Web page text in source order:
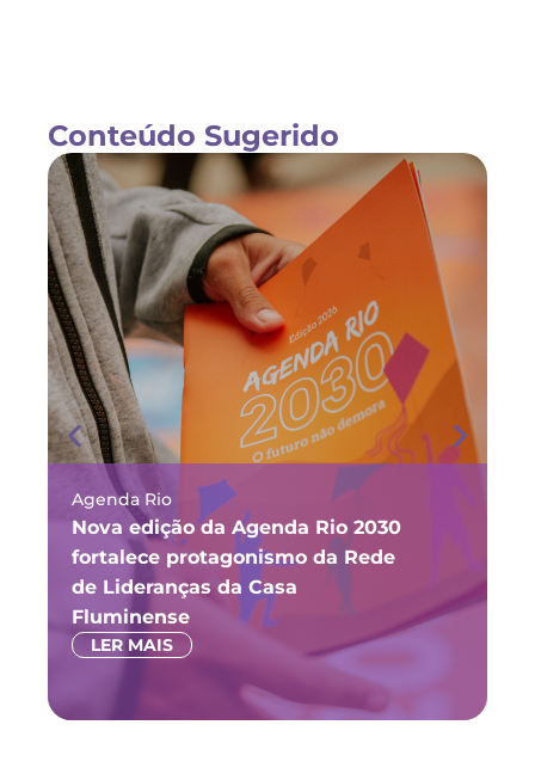
Conteúdo Sugerido
Agenda Rio
Nova edição da Agenda Rio 2030
fortalece protagonismo da Rede
de Lideranças da Casa
Fluminense
LER MAIS